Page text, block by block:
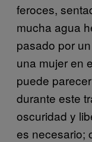
feroces,
mucha agua
pasado por
una mujer en
puede
durante este
oscuridad y
es necesario;